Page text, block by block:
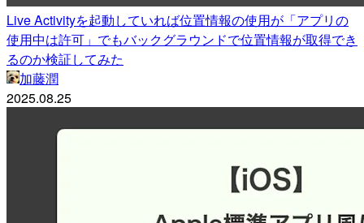
Live Activityを起動していれば位置情報の使用が「アプリの
使用中は許可」でもバックグラウンドで位置情報が取得でき
るのか検証してみた
加藤潤
2025.08.25